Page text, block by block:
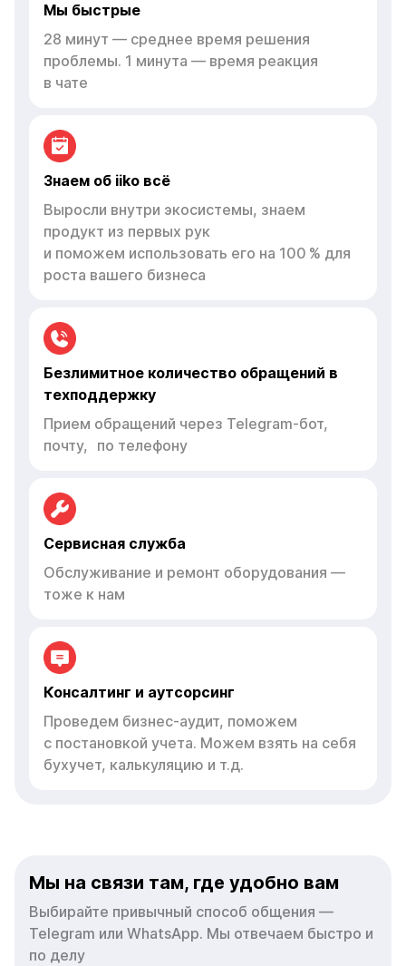
Мы быстрые
28 минут — среднее время решения
проблемы. 1 минута — время реакция
в чате
Знаем об iiko всё
Выросли внутри экосистемы, знаем
продукт из первых рук
и поможем использовать его на 100 % для
роста вашего бизнеса
Безлимитное количество обращений в
техподдержку
Прием обращений через Telegram-бот,
почту, по телефону
Сервисная служба
Обслуживание и ремонт оборудования —
тоже к нам
Консалтинг и аутсорсинг
Проведем бизнес-аудит, поможем
с постановкой учета. Можем взять на себя
бухучет, калькуляцию и т.д.
Мы на связи там, где удобно вам
Выбирайте привычный способ общения —
Telegram или WhatsApp. Мы отвечаем быстро и
по делу